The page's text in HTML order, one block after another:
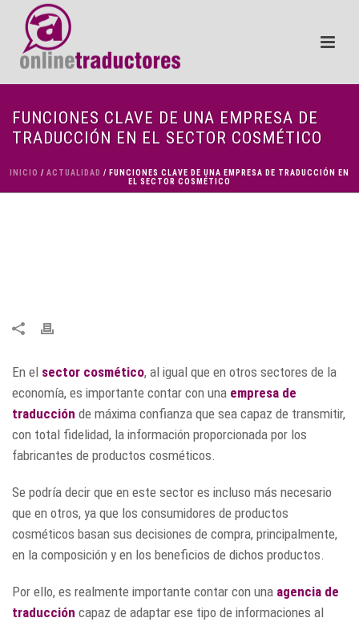
FUNCIONES CLAVE DE UNA EMPRESA DE
TRADUCCIÓN EN EL SECTOR COSMÉTICO
INICIO / ACTUALIDAD / FUNCIONES CLAVE DE UNA EMPRESA DE TRADUCCIÓN EN
EL SECTOR COSMÉTICO
En el sector cosmético, al igual que en otros sectores de la
economía, es importante contar con una empresa de
traducción de máxima confianza que sea capaz de transmitir,
con total fidelidad, la información proporcionada por los
fabricantes de productos cosméticos.
Se podría decir que en este sector es incluso más necesario
que en otros, ya que los consumidores de productos
cosméticos basan sus decisiones de compra, principalmente,
en la composición y en los beneficios de dichos productos.
Por ello, es realmente importante contar con una agencia de
traducción capaz de adaptar ese tipo de informaciones al